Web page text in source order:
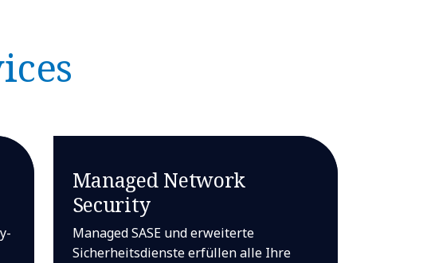
Managed Network
Security
Managed SASE und erweiterte
Sicherheitsdienste erfüllen alle Ihre